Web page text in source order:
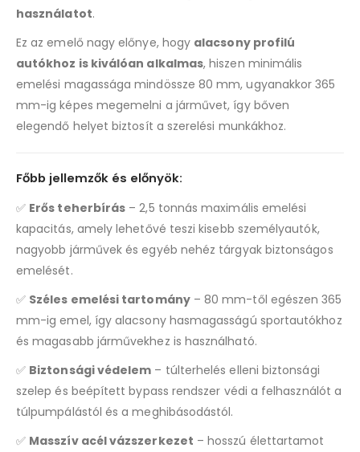
használatot.
Ez az emelő nagy előnye, hogy alacsony profilú
autókhoz is kiválóan alkalmas, hiszen minimális
emelési magassága mindössze 80 mm, ugyanakkor 365
mm-ig képes megemelni a járművet, így bőven
elegendő helyet biztosít a szerelési munkákhoz.
Főbb jellemzők és előnyök:
✅ Erős teherbírás – 2,5 tonnás maximális emelési
kapacitás, amely lehetővé teszi kisebb személyautók,
nagyobb járművek és egyéb nehéz tárgyak biztonságos
emelését.
✅ Széles emelési tartomány– 80 mm-től egészen 365
mm-ig emel, így alacsony hasmagasságú sportautókhoz
és magasabb járművekhez is használható.
✅ Biztonsági védelem – túlterhelés elleni biztonsági
szelep és beépített bypass rendszer védi a felhasználót a
túlpumpálástól és a meghibásodástól.
✅ Masszív acél vázszerkezet – hosszú élettartamot